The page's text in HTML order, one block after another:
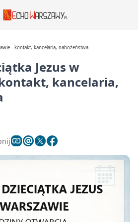
- kontakt, kancelaria, nabożeństwa
Jezus w
kancelaria,